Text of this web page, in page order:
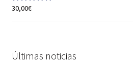
Valorado con
30,00€
Últimas noticias